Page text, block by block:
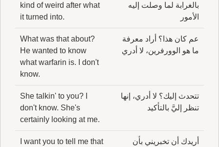
بالغرابة لما وصلت إليه
الأمور
kind of weird after what
it turned into.
عم كان هذا؟ أراد معرفة
ما هو الوورفرين، لا أدري
What was that about?
He wanted to know
what warfarin is. I don't
know.
تتحدث إليك؟ لا أدري، إنها
تنظر إليَّ بالتأكيد
She talkin' to you? I
don't know. She's
certainly looking at me.
أريدك أن تخبريني بأن
I want you to tell me that